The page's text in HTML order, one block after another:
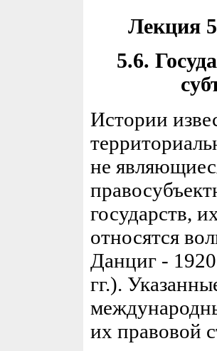
Лекция
5.6.
Истории
не
государств,
относятся
Данциг -
гг.).
их правовой